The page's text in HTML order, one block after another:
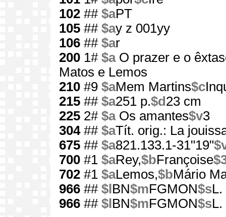
102 ## $aPT
105 ## $ay z 001yy
106 ## $ar
200 1# $aO prazer e o
Matos e Lemos
210 #9 $aMem Martins$c
215 ## $a251 p.$d 23 cm
225 2# $aOs amantes$v3
304## $aTít. orig.: La
675 ## $a821.133.1-31"19"
700 #1 $aRey,$bFrançoise
702 #1 $aLemos,$bMário
966 ## $l BN$mFGMON$sL.
966 ## $l BN$mFGMON$sL.